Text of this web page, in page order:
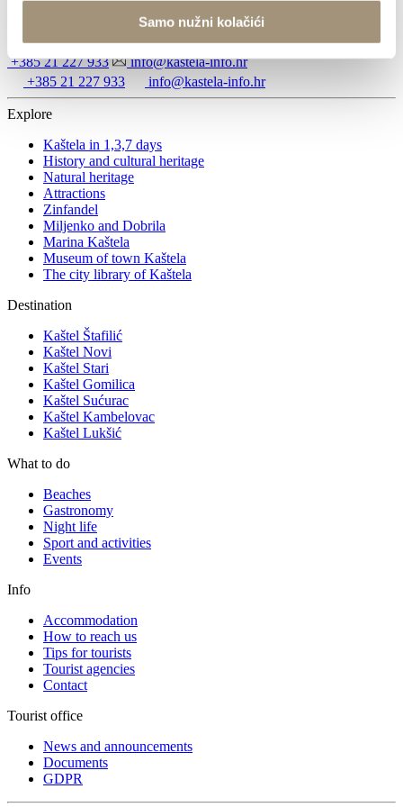
Samo nužni kolačići
21216 Kaštel Stari, Hrvatska
Directions
+385 21 227 933
info@kastela-info.hr
+385 21 227 933
info@kastela-info.hr
Explore
Kaštela in 1,3,7 days
History and cultural heritage
Natural heritage
Attractions
Zinfandel
Miljenko and Dobrila
Marina Kaštela
Museum of town Kaštela
The city library of Kaštela
Destination
Kaštel Štafilić
Kaštel Novi
Kaštel Stari
Kaštel Gomilica
Kaštel Sućurac
Kaštel Kambelovac
Kaštel Lukšić
What to do
Beaches
Gastronomy
Night life
Sport and activities
Events
Info
Accommodation
How to reach us
Tips for tourists
Tourist agencies
Contact
Tourist office
News and announcements
Documents
GDPR